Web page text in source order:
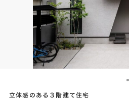
立体感のある３階建て住宅